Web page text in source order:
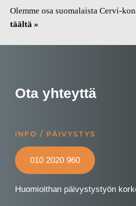
Olemme osa suomalaista Cervi-
täältä »
Ota yhteyttä
INFO / PÄIVYSTYS
010 2020 960
Huomioithan päivystystyön